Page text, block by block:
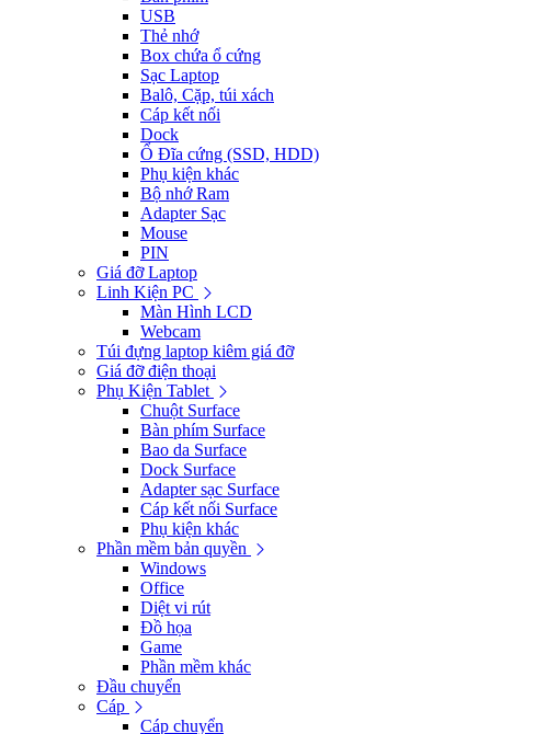
USB
Thẻ nhớ
Box chứa ổ cứng
Sạc Laptop
Balô, Cặp, túi xách
Cáp kết nối
Dock
Ổ Đĩa cứng (SSD, HDD)
Phụ kiện khác
Bộ nhớ Ram
Adapter Sạc
Mouse
PIN
Giá đỡ Laptop
Linh Kiện PC
Màn Hình LCD
Webcam
Túi đựng laptop kiêm giá đỡ
Giá đỡ điện thoại
Phụ Kiện Tablet
Chuột Surface
Bàn phím Surface
Bao da Surface
Dock Surface
Adapter sạc Surface
Cáp kết nối Surface
Phụ kiện khác
Phần mềm bản quyền
Windows
Office
Diệt vi rút
Đồ họa
Game
Phần mềm khác
Đầu chuyển
Cáp
Cáp chuyển